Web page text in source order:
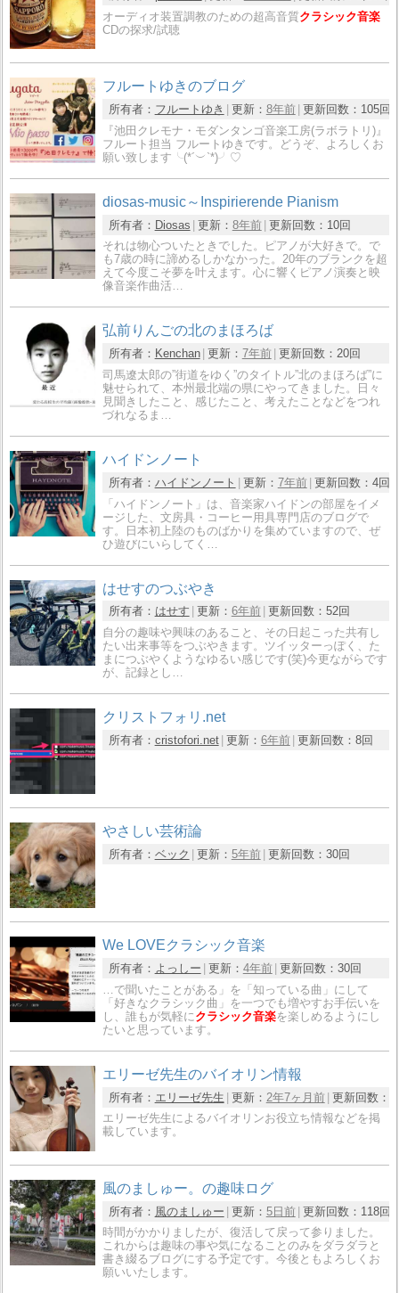
オーディオ装置調教のための超高音質クラシック音楽
CDの探求/試聴
フルートゆきのブログ
所有者： フルートゆき 更新： 8年前 更新回数： 105回
『池田クレモナ・モダンタンゴ音楽工房(ラボラトリ)』
フルート担当 フルートゆきです。どうぞ、よろしくお
願い致します╰(*´︶`*)╯♡
diosas-music～Inspirierende Pianism
所有者： Diosas 更新： 8年前 更新回数： 10回
それは物心ついたときでした。ピアノが大好きで。で
も7歳の時に諦めるしかなかった。20年のブランクを超
えて今度こそ夢を叶えます。心に響くピアノ演奏と映
像音楽作曲活…
弘前りんごの北のまほろば
所有者： Kenchan 更新： 7年前 更新回数： 20回
司馬遼太郎の”街道をゆく”のタイトル”北のまほろば”に
魅せられて、本州最北端の県にやってきました。日々
見聞きしたこと、感じたこと、考えたことなどをつれ
づれなるま…
ハイドンノート
所有者： ハイドンノート 更新： 7年前 更新回数： 4回
「ハイドンノート」は、音楽家ハイドンの部屋をイメ
ージした、文房具・コーヒー用具専門店のブログで
す。日本初上陸のものばかりを集めていますので、ぜ
ひ遊びにいらしてく…
はせすのつぶやき
所有者： はせす 更新： 6年前 更新回数： 52回
自分の趣味や興味のあること、その日起こった共有し
たい出来事等をつぶやきます。ツイッターっぽく、た
まにつぶやくようなゆるい感じです(笑)今更ながらです
が、記録とし…
クリストフォリ.net
所有者： cristofori.net 更新： 6年前 更新回数： 8回
やさしい芸術論
所有者： ベック 更新： 5年前 更新回数： 30回
We LOVEクラシック音楽
所有者： よっしー 更新： 4年前 更新回数： 30回
…で聞いたことがある」を「知っている曲」にして
「好きなクラシック曲」を一つでも増やすお手伝いを
し、誰もが気軽に クラシック音楽を楽しめるようにし
たいと思っています。
エリーゼ先生のバイオリン情報
所有者： エリーゼ先生 更新： 2年7ヶ月前 更新回数：
エリーゼ先生によるバイオリンお役立ち情報などを掲
載しています。
風のましゅー。の趣味ログ
所有者： 風のましゅー 更新： 5日前 更新回数： 118回
時間がかかりましたが、復活して戻って参りました。
これからは趣味の事や気になることのみをダラダラと
書き綴るブログにする予定です。今後ともよろしくお
願いいたします。